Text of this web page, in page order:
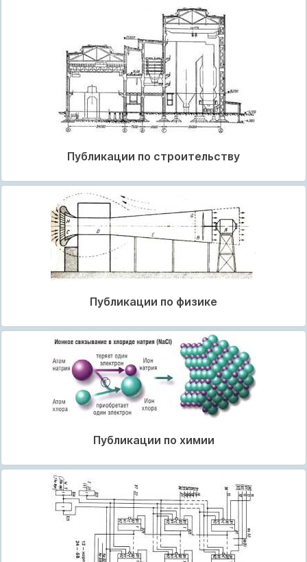
Публикации по строительству
Публикации по физике
Публикации по химии